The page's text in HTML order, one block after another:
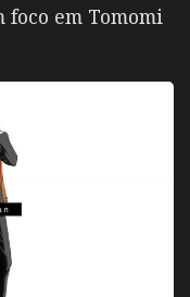
foco em Tomomi